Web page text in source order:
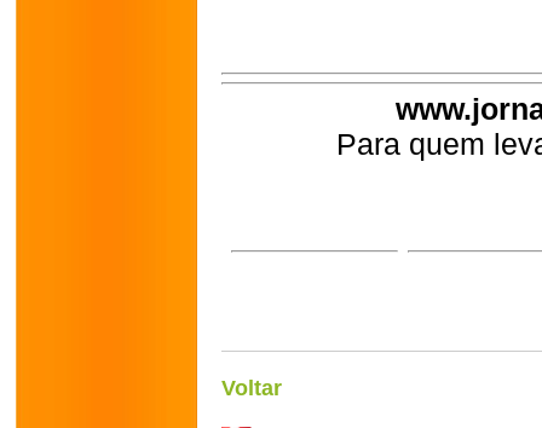
Para quem
Voltar